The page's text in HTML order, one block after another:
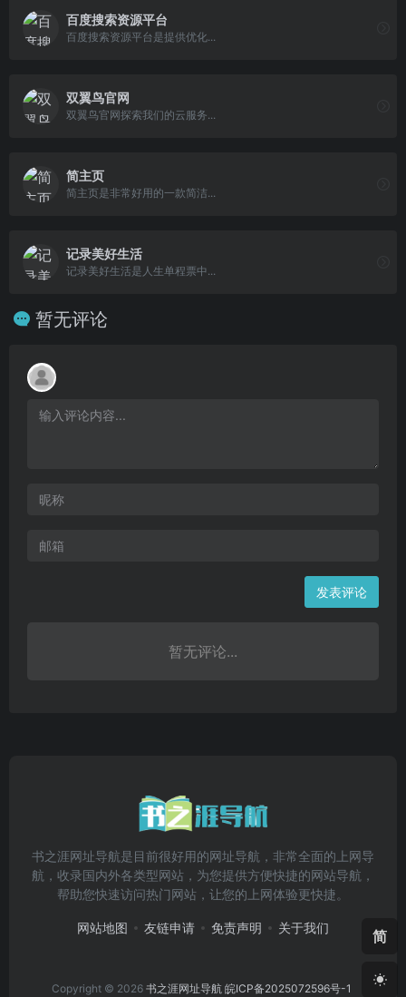
百度搜索资源平台
百度搜索资源平台是提供优化...
双翼鸟官网
双翼鸟官网探索我们的云服务...
简主页
简主页是非常好用的一款简洁...
记录美好生活
记录美好生活是人生单程票中...
暂无评论
发表评论
暂无评论...
书之涯网址导航是目前很好用的网址导航，非常全面的上网导
航，收录国内外各类型网站，为您提供方便快捷的网站导航，
帮助您快速访问热门网站，让您的上网体验更快捷。
网站地图 友链申请 免责声明 关于我们
Copyright © 2026 书之涯网址导航 皖ICP备2025072596号-1
简